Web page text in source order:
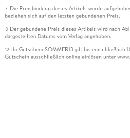
7 Die Preisbindung dieses Artikels wurde
beziehen sich auf den letzten gebundenen Preis.
8 Der gebundene Preis dieses Artikels wird nach
dargestellten Datums vom Verlag angehoben.
12 Ihr Gutschein SOMMER13 gilt bis einschließlich
Gutschein ausschließlich online einlösen unter